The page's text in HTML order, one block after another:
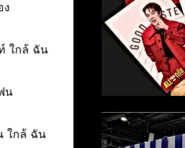
ง
ใกล้ ฉัน
น
ใกล้ ฉัน